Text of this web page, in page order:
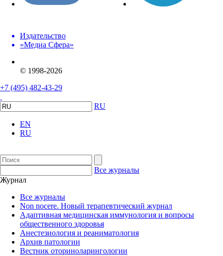
Издательство
«Медиа Сфера»
© 1998-2026
+7 (495) 482-43-29
RU
EN
RU
Все журналы
Журнал
Все журналы
Non nocere. Новый терапевтический журнал
Адаптивная медицинская иммунология и вопросы
общественного здоровья
Анестезиология и реаниматология
Архив патологии
Вестник оториноларингологии